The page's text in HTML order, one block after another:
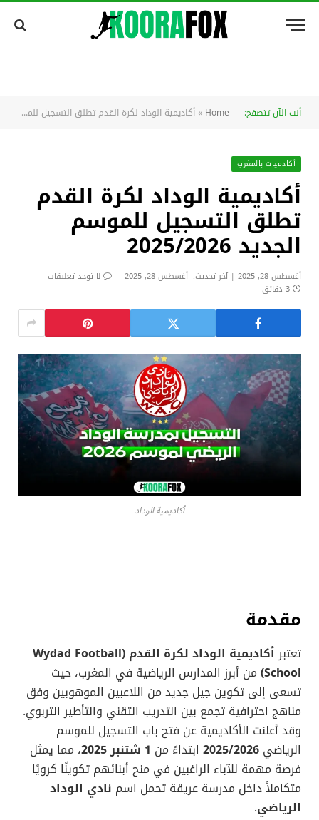
أنت الآن تتصفح: Home
»أكاديمية الوداد لكرة القدم تطلق التسجيل للموسم الجديد 2025/2026
أكادميات بالمغرب
أكاديمية الوداد لكرة القدم
تطلق التسجيل للموسم
الجديد 2025/2026
أغسطس 28, 2025 آخر تحديث: أغسطس 28, 2025
لا توجد تعليقات
3 دقائق
أكاديمية الوداد
مقدمة
تعتبر
أكاديمية الوداد لكرة القدم (Wydad Football
School) من أبرز المدارس الرياضية في المغرب، حيث
تسعى إلى تكوين جيل جديد من اللاعبين الموهوبين وفق
مناهج احترافية تجمع بين التدريب التقني والتأطير التربوي.
وقد أعلنت الأكاديمية عن فتح باب التسجيل للموسم
الرياضي 2025/2026 ابتداءً من 1 شتنبر 2025
، مما يمثل
فرصة مهمة للآباء الراغبين في منح أبنائهم تكوينًا كرويًا
متكاملاً داخل مدرسة عريقة تحمل اسم نادي الوداد
الرياضي.